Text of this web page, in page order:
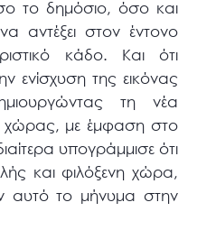
το δημόσιο, όσο και
αντέξει στον έντονο
κάδο. Και ότι
ενίσχυση της εικόνας
τη νέα
χώρας, με έμφαση στο
υπογράμμισε ότι
και φιλόξενη χώρα,
αυτό το μήνυμα στην